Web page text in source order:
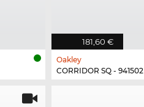
181,60 €
Oakley
CORRIDOR SQ - 941502